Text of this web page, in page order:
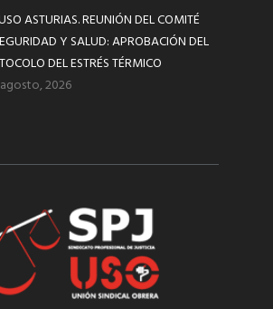
ASTURIAS. REUNIÓN DEL COMITÉ
Y SALUD: APROBACIÓN DEL
DEL ESTRÉS TÉRMICO
2026